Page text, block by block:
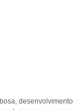
, desenvolvimento